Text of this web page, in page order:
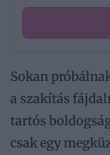
Sokan
a szakítás
tartós
csak egy